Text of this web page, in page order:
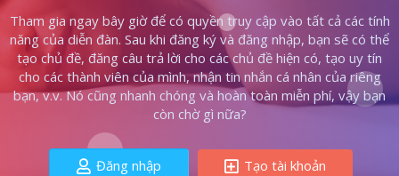
Tham gia ngay bây giờ để có quyền truy cập vào tất cả các tính
năng của diễn đàn. Sau khi đăng ký và đăng nhập, bạn sẽ có thể
tạo chủ đề, đăng câu trả lời cho các chủ đề hiện có, tạo uy tín
cho các thành viên của mình, nhận tin nhắn cá nhân của riêng
bạn, v.v. Nó cũng nhanh chóng và hoàn toàn miễn phí, vậy bạn
còn chờ gì nữa?
Đăng nhập Tạo tài khoản